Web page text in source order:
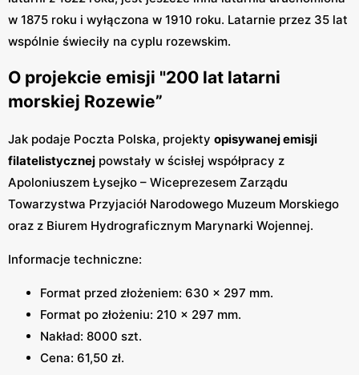
w 1875 roku i wyłączona w 1910 roku. Latarnie przez 35 lat
wspólnie świeciły na cyplu rozewskim.
O projekcie emisji "200 lat latarni
morskiej Rozewie”
Jak podaje Poczta Polska, projekty opisywanej emisji
filatelistycznej powstały w ścisłej współpracy z
Apoloniuszem Łysejko – Wiceprezesem Zarządu
Towarzystwa Przyjaciół Narodowego Muzeum Morskiego
oraz z Biurem Hydrograficznym Marynarki Wojennej.
Informacje techniczne:
Format przed złożeniem: 630 x 297 mm.
Format po złożeniu: 210 x 297 mm.
Nakład: 8000 szt.
Cena: 61,50 zł.